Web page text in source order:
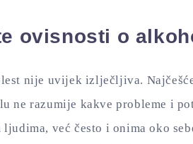
ovisnosti o
nije uvijek izlječljiva.
ne razumije kakve probleme i
ljudima, već često i onima oko